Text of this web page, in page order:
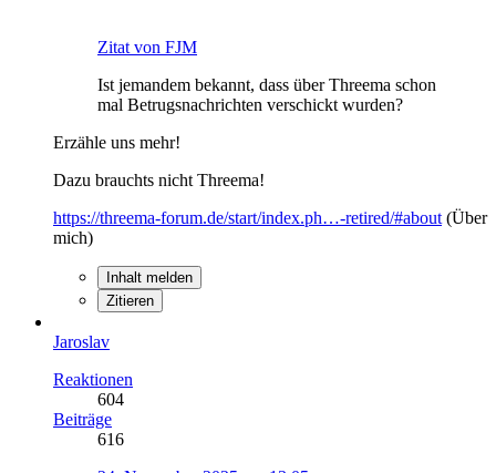
Zitat von FJM
Ist jemandem bekannt, dass über Threema schon
mal Betrugsnachrichten verschickt wurden?
Erzähle uns mehr!
Dazu brauchts nicht Threema!
https://threema-forum.de/start/index.ph…-retired/#about (Über
mich)
Inhalt melden
Zitieren
Jaroslav
Reaktionen
604
Beiträge
616